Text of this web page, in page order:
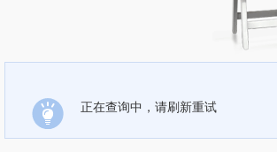
正在查询中，请刷新重试